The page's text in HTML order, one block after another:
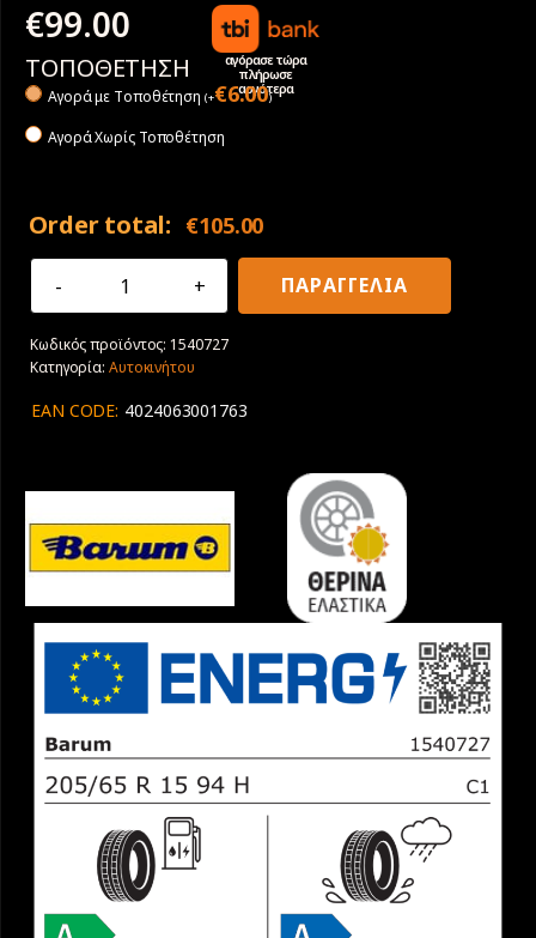
€99.00
αγόρασε τώρα
πλήρωσε
αργότερα
ΤΟΠΟΘΕΤΗΣΗ
Αγορά με Tοποθέτηση (+€6.00)
Αγορά Χωρίς Τοποθέτηση
Order total: €105.00
205/65R15
Bravuris
5HM
ΠΑΡΑΓΓΕΛΙΑ
Κωδικός προϊόντος: 1540727
Κατηγορία: Αυτοκινήτου
EAN CODE: 4024063001763